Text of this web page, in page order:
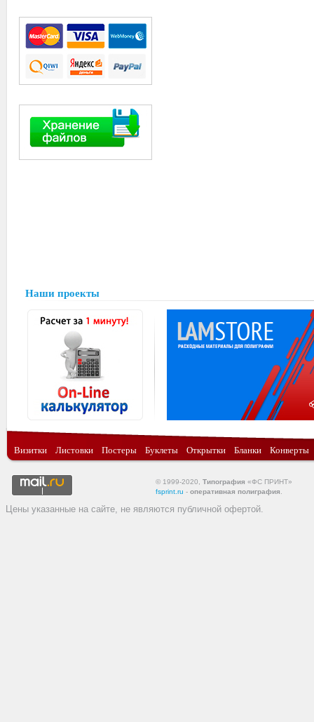
Наши проекты
Визитки Листовки Постеры Буклеты Открытки Бланки Конверты
© 1999-2020, Типография «ФС ПРИНТ»
fsprint.ru - оперативная полиграфия
Цены указанные на сайте, не являются публичной офертой.